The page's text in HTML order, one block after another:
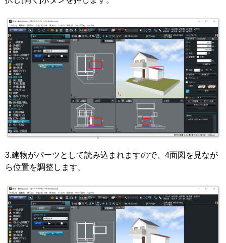
3.建物がパーツとして読み込まれますので、4面図を見なが
ら位置を調整します。